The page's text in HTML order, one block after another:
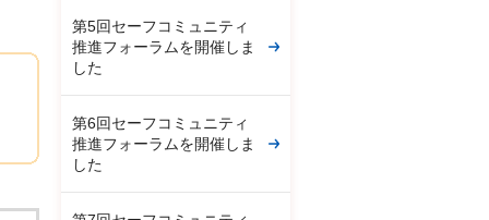
第5回セーフコミュニティ
推進フォーラムを開催しま
した
第6回セーフコミュニティ
推進フォーラムを開催しま
した